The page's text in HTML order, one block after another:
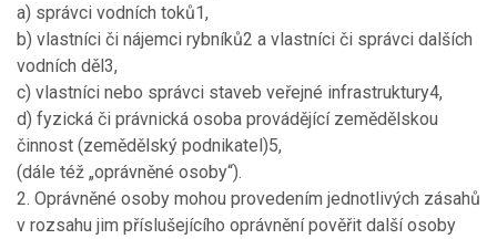
a) správci vodních toků1,
b) vlastníci či nájemci rybníků2 a vlastníci či správci dalších
vodních děl3,
c) vlastníci nebo správci staveb veřejné infrastruktury4,
d) fyzická či právnická osoba provádějící zemědělskou
činnost (zemědělský podnikatel)5,
(dále též „oprávněné osoby“).
2. Oprávněné osoby mohou provedením jednotlivých zásahů
v rozsahu jim příslušejícího oprávnění pověřit další osoby